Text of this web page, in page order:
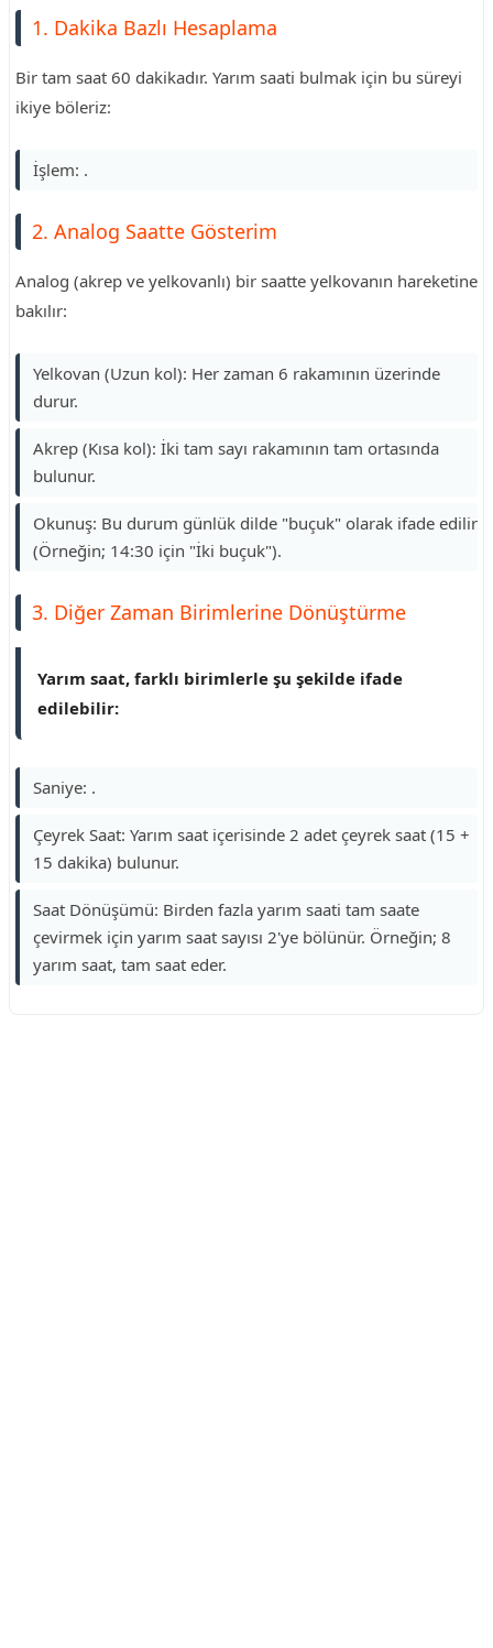
1. Dakika Bazlı Hesaplama
Bir tam saat 60 dakikadır. Yarım saati bulmak için bu süreyi
ikiye böleriz:
İşlem: .
2. Analog Saatte Gösterim
Analog (akrep ve yelkovanlı) bir saatte yelkovanın hareketine
bakılır:
Yelkovan (Uzun kol): Her zaman 6 rakamının üzerinde
durur.
Akrep (Kısa kol): İki tam sayı rakamının tam ortasında
bulunur.
Okunuş: Bu durum günlük dilde "buçuk" olarak ifade edilir
(Örneğin; 14:30 için "İki buçuk").
3. Diğer Zaman Birimlerine Dönüştürme
Yarım saat, farklı birimlerle şu şekilde ifade
edilebilir:
Saniye: .
Çeyrek Saat: Yarım saat içerisinde 2 adet çeyrek saat (15 +
15 dakika) bulunur.
Saat Dönüşümü: Birden fazla yarım saati tam saate
çevirmek için yarım saat sayısı 2'ye bölünür. Örneğin; 8
yarım saat, tam saat eder.